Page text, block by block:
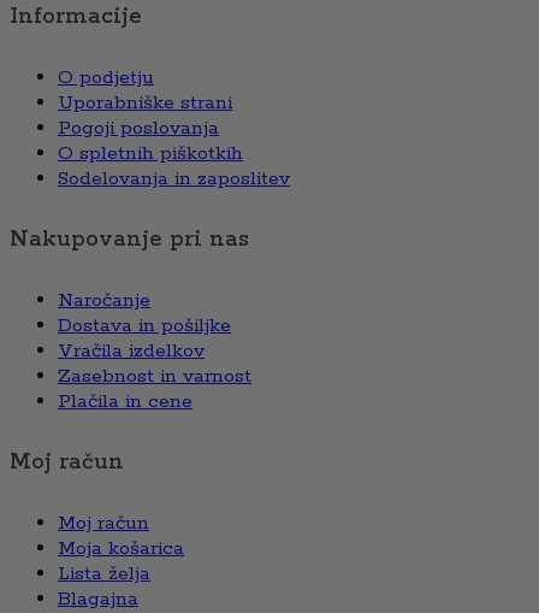
Informacije
O podjetju
Uporabniške strani
Pogoji poslovanja
O spletnih piškotkih
Sodelovanja in zaposlitev
Nakupovanje pri nas
Naročanje
Dostava in pošiljke
Vračila izdelkov
Zasebnost in varnost
Plačila in cene
Moj račun
Moj račun
Moja košarica
Lista želja
Blagajna